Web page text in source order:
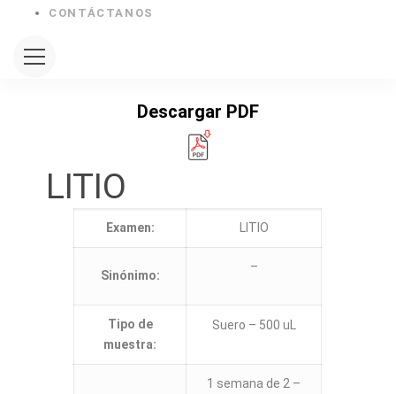
CONTÁCTANOS
Descargar PDF
LITIO
Examen: LITIO
Sinónimo:
–
Tipo de
muestra:
Suero – 500 uL
1 semana de 2 –